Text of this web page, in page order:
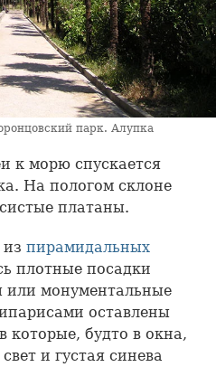
парк. Алупка
к морю спускается
На пологом склоне
платаны.
пирамидальных
плотные посадки
или монументальные
оставлены
которые, будто в окна,
и густая синева